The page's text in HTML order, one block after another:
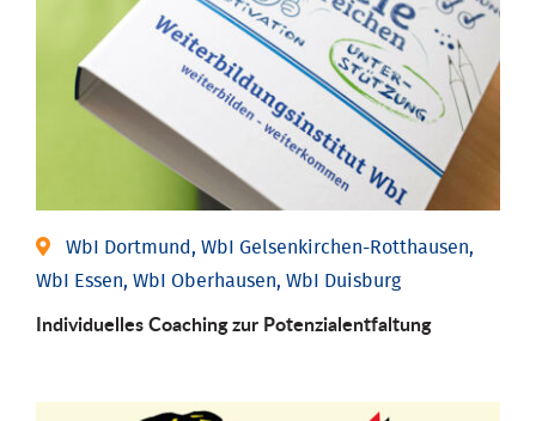
WbI Dortmund, WbI Gelsenkirchen-Rotthausen,
WbI Essen, WbI Oberhausen, WbI Duisburg
Individuelles Coaching zur Potenzialentfaltung